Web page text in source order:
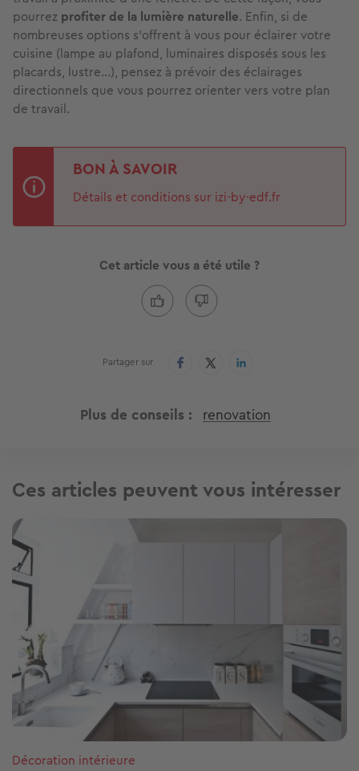
pourrez profiter de la lumière naturelle. Enfin, si de
nombreuses options s’offrent à vous pour éclairer votre
cuisine (lampe au plafond, luminaires disposés sous les
placards, lustre…), pensez à prévoir des éclairages
directionnels que vous pourrez orienter vers votre plan
de travail.
BON À SAVOIR
Détails et conditions sur izi-by-edf.fr
Cet article vous a été utile ?
Partager sur
Plus de conseils renovation
Ces articles peuvent vous intéresser
Image
Décoration intérieure